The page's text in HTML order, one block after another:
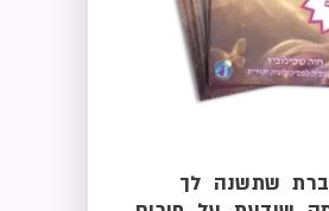
שתשנה לך